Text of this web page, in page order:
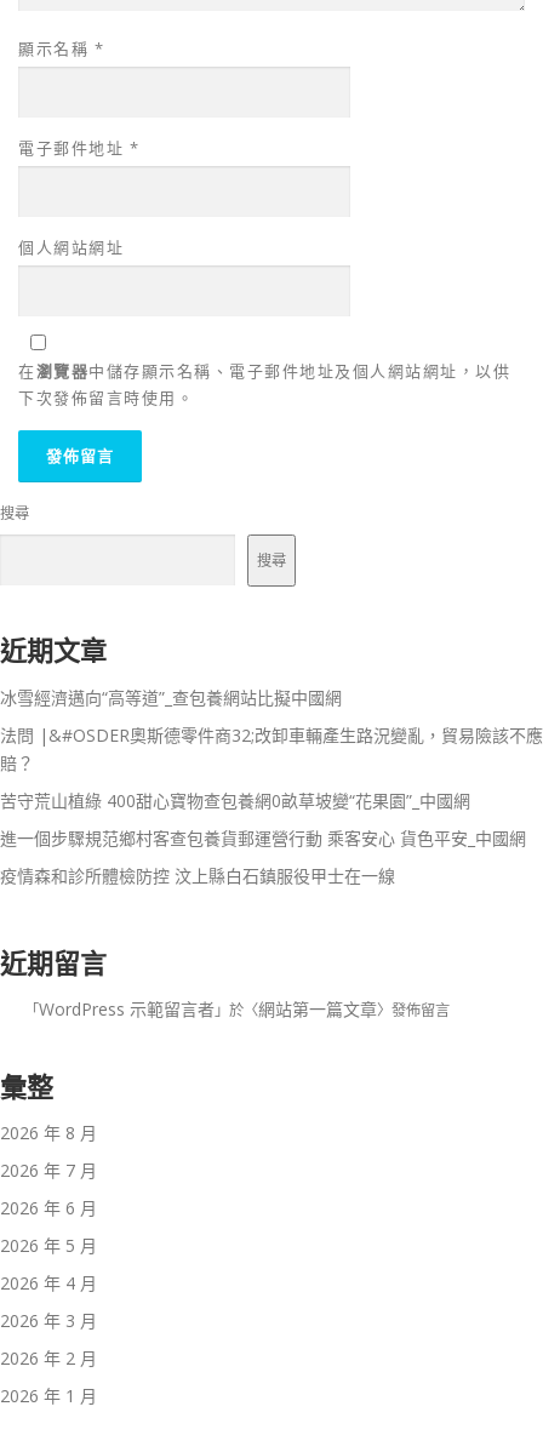
顯示名稱 *
電子郵件地址 *
個人網站網址
在瀏覽器中儲存顯示名稱、電子郵件地址及個人網站網址，以供
下次發佈留言時使用。
搜尋
搜尋
近期文章
冰雪經濟邁向“高等道”_查包養網站比擬中國網
法問 |&#OSDER奧斯德零件商32;改卸車輛產生路況變亂，貿易險該不應
賠？
苦守荒山植綠 400甜心寶物查包養網0畝草坡變“花果園”_中國網
進一個步驟規范鄉村客查包養貨郵運營行動 乘客安心 貨色平安_中國網
疫情森和診所體檢防控 汶上縣白石鎮服役甲士在一線
近期留言
「WordPress 示範留言者」於〈網站第一篇文章〉發佈留言
彙整
2026 年 8 月
2026 年 7 月
2026 年 6 月
2026 年 5 月
2026 年 4 月
2026 年 3 月
2026 年 2 月
2026 年 1 月